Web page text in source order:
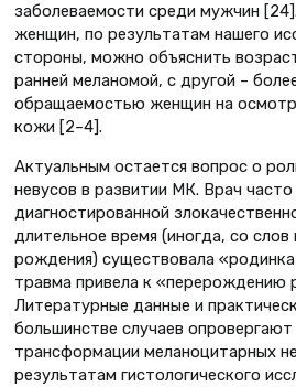
заболеваемости среди мужчин
женщин, по результатам нашего
стороны, можно объяснить
ранней меланомой, с другой –
обращаемостью женщин на
кожи [2–4].
Актуальным остается вопрос о
невусов в развитии МК. Врач
диагностированной
длительное время (иногда, со
рождения) существовала
травма привела к «перерождению
Литературные данные и
большинстве случаев
трансформации меланоцитарных
результатам гистологического